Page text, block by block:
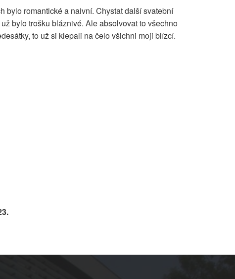
bylo romantické a naivní. Chystat další svatební
bylo trošku bláznivé. Ale absolvovat to všechno
to už si klepali na čelo všichni moji blízcí.